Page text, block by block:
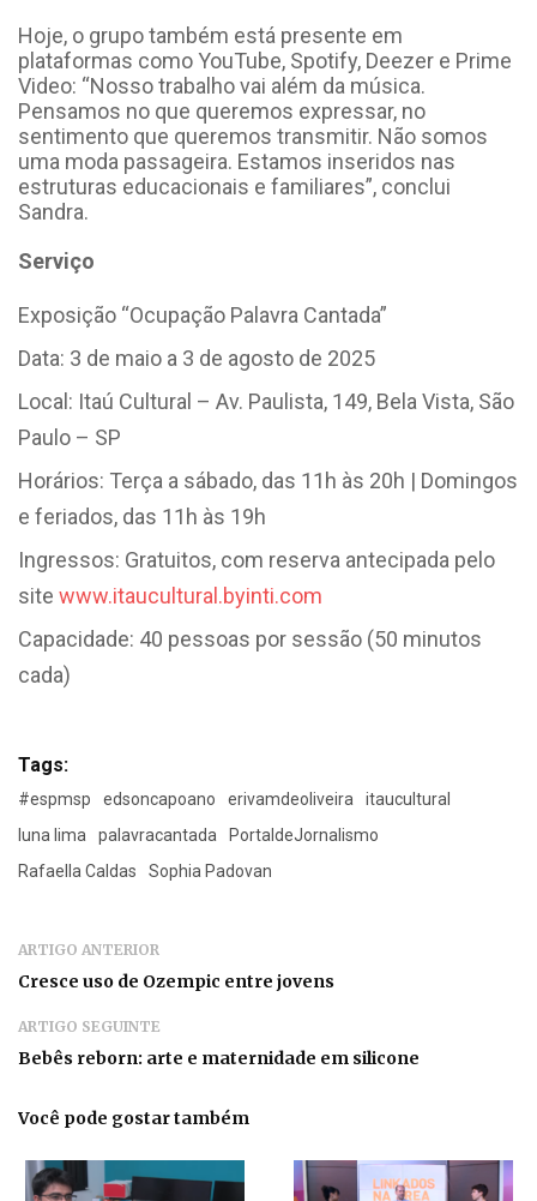
Hoje, o grupo também está presente em
plataformas como YouTube, Spotify, Deezer e Prime
Video: “Nosso trabalho vai além da música.
Pensamos no que queremos expressar, no
sentimento que queremos transmitir. Não somos
uma moda passageira. Estamos inseridos nas
estruturas educacionais e familiares”, conclui
Sandra.
Serviço
Exposição “Ocupação Palavra Cantada”
Data: 3 de maio a 3 de agosto de 2025
Local: Itaú Cultural – Av. Paulista, 149, Bela Vista, São
Paulo – SP
Horários: Terça a sábado, das 11h às 20h | Domingos
e feriados, das 11h às 19h
Ingressos: Gratuitos, com reserva antecipada pelo
site www.itaucultural.byinti.com
Capacidade: 40 pessoas por sessão (50 minutos
cada)
Tags:
#espmsp edsoncapoano erivamdeoliveira
itaucultural
luna lima
palavracantada
PortaldeJornalismo
Rafaella Caldas
Sophia Padovan
ARTIGO ANTERIOR
Cresce uso de Ozempic entre jovens
ARTIGO SEGUINTE
Bebês reborn: arte e maternidade em silicone
Você pode gostar também